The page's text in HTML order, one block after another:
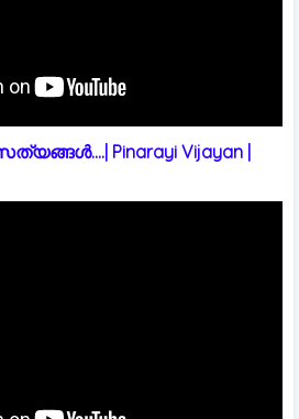
Pinarayi Vijayan |